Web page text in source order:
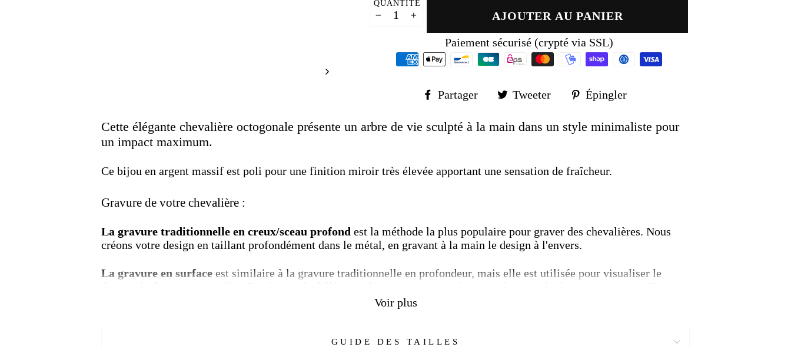
QUANTITÉ
AJOUTER AU PANIER
Paiement sécurisé (crypté via SSL)
Partager
Partager
Facebook
Tweeter
Tweeter
Twitter
Épingler
Pinterest
Cette élégante chevalière octogonale présente un arbre de vie sculpté à la main dans un style minimaliste pour
un impact maximum.
Ce bijou en argent massif est poli pour une finition miroir très élevée apportant une sensation de fraîcheur.
Gravure de votre chevalière :
La gravure traditionnelle en creux/sceau profond est la méthode la plus populaire pour graver des chevalières. Nous
créons votre design en taillant profondément dans le métal, en gravant à la main le design à l'envers.
La gravure en surface est similaire à la gravure traditionnelle en profondeur, mais elle est utilisée pour visualiser le
choix assez populaire pour la gravure et est souvent utilisé pour graver des initiales dans des alliances et ajouter un motif à
Voir plus
GUIDE DES TAILLES